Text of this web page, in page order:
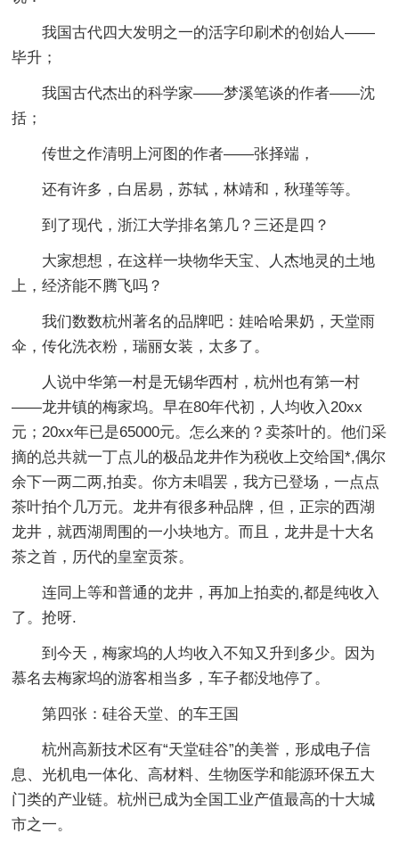
我国古代四大发明之一的活字印刷术的创始人——
毕升；
我国古代杰出的科学家——梦溪笔谈的作者——沈
括；
传世之作清明上河图的作者——张择端，
还有许多，白居易，苏轼，林靖和，秋瑾等等。
到了现代，浙江大学排名第几？三还是四？
大家想想，在这样一块物华天宝、人杰地灵的土地
上，经济能不腾飞吗？
我们数数杭州著名的品牌吧：娃哈哈果奶，天堂雨
伞，传化洗衣粉，瑞丽女装，太多了。
人说中华第一村是无锡华西村，杭州也有第一村
——龙井镇的梅家坞。早在80年代初，人均收入20xx
元；20xx年已是65000元。怎么来的？卖茶叶的。他们采
摘的总共就一丁点儿的极品龙井作为税收上交给国*,偶尔
余下一两二两,拍卖。你方未唱罢，我方已登场，一点点
茶叶拍个几万元。龙井有很多种品牌，但，正宗的西湖
龙井，就西湖周围的一小块地方。而且，龙井是十大名
茶之首，历代的皇室贡茶。
连同上等和普通的龙井，再加上拍卖的,都是纯收入
了。抢呀.
到今天，梅家坞的人均收入不知又升到多少。因为
慕名去梅家坞的游客相当多，车子都没地停了。
第四张：硅谷天堂、的车王国
杭州高新技术区有“天堂硅谷”的美誉，形成电子信
息、光机电一体化、高材料、生物医学和能源环保五大
门类的产业链。杭州已成为全国工业产值最高的十大城
市之一。